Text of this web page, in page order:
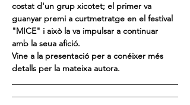
costat d'un grup xicotet; el primer va
guanyar premi a curtmetratge en el festival
"MICE" i això la va impulsar a continuar
amb la seua afició.
Vine a la presentació per a conéixer més
detalls per la mateixa autora.